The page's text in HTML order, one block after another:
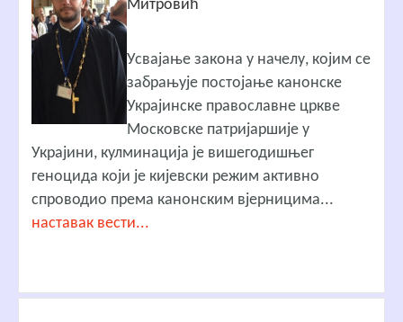
Митровић
Усвајање закона у начелу, којим се
забрањује постојање канонске
Украјинске православне цркве
Московске патријаршије у
Украјини, кулминација је вишегодишњег
геноцида који је кијевски режим активно
спроводио према канонским вјерницима...
наставак вести...